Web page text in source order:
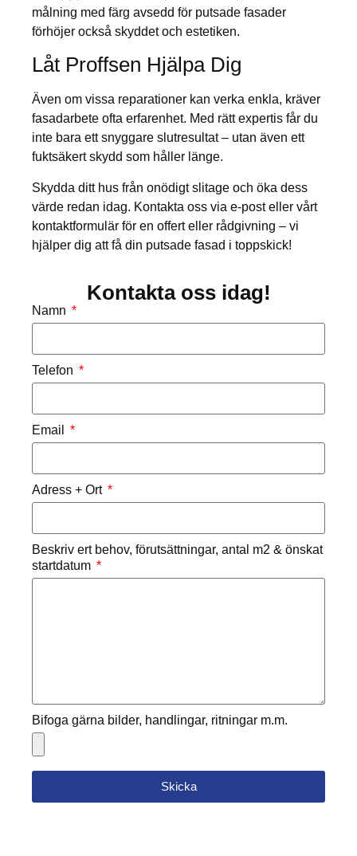
målning med färg avsedd för putsade fasader
förhöjer också skyddet och estetiken.
Låt Proffsen Hjälpa Dig
Även om vissa reparationer kan verka enkla, kräver
fasadarbete ofta erfarenhet. Med rätt expertis får du
inte bara ett snyggare slutresultat – utan även ett
fuktsäkert skydd som håller länge.
Skydda ditt hus från onödigt slitage och öka dess
värde redan idag. Kontakta oss via e-post eller vårt
kontaktformulär för en offert eller rådgivning – vi
hjälper dig att få din putsade fasad i toppskick!
Kontakta oss idag!
Namn
Telefon
Email
Adress + Ort
Beskriv ert behov, förutsättningar, antal m2 & önskat
startdatum
Bifoga gärna bilder, handlingar, ritningar m.m.
Skicka